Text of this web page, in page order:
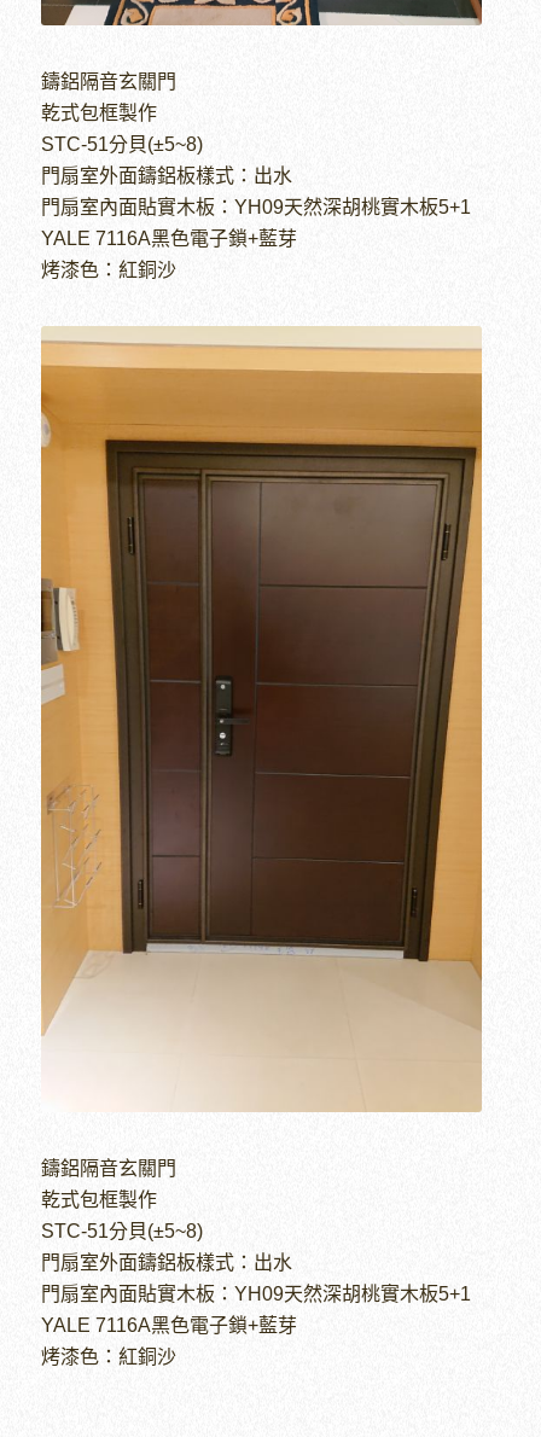
鑄鋁隔音玄關門
乾式包框製作
STC-51分貝(±5~8)
門扇室外面鑄鋁板樣式：出水
門扇室內面貼實木板：YH09天然深胡桃實木板5+1
YALE 7116A黑色電子鎖+藍芽
烤漆色：紅銅沙
鑄鋁隔音玄關門
乾式包框製作
STC-51分貝(±5~8)
門扇室外面鑄鋁板樣式：出水
門扇室內面貼實木板：YH09天然深胡桃實木板5+1
YALE 7116A黑色電子鎖+藍芽
烤漆色：紅銅沙